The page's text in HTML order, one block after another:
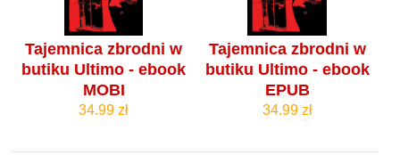
Tajemnica zbrodni w
butiku Ultimo - ebook
MOBI
34.99 zł
Tajemnica zbrodni w
butiku Ultimo - ebook
EPUB
34.99 zł